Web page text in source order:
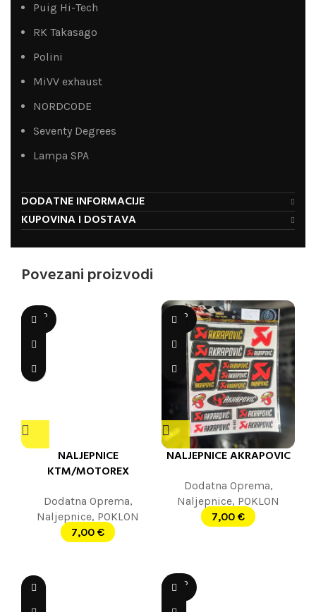
Puig Hi-Tech
RK Takasago
Polini
MiVV exhaust
NORDCODE
Seventy Degrees
Lampa SPA
DODATNE INFORMACIJE
KUPOVINA I DOSTAVA
Povezani proizvodi
SOLD
OUT
NALJEPNICE
KTM/MOTOREX
Dodatna Oprema,
Naljepnice, POKLON
7,00 €
SOLD
OUT
NALJEPNICE AKRAPOVIC
Dodatna Oprema,
Naljepnice, POKLON
7,00 €
SOLD
OUT